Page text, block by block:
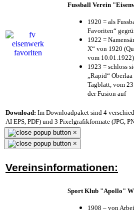
Fussball Verein
1920 = als
Favoriten“
1922 =
X“ von 1920
vom
1923 = schloss
„Rapid“
Tagblatt, vom
der Fusion auf
Download: Im Downloadpaket sind 4
AI EPS, PDF) und 3 Pixelgrafikformate (JPG,
×
×
Vereinsinformationen:
Sport Klub "Apollo"
1908 – von